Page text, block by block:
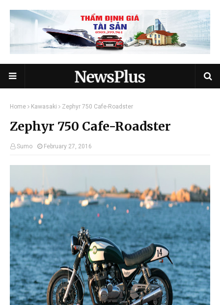
Home Kawasaki Zephyr 750 Cafe-Roadster
Zephyr 750 Cafe-Roadster
Sumo February 27, 2016